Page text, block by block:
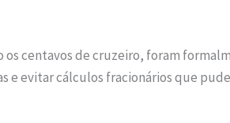
os centavos de cruzeiro, foram
e evitar cálculos fracionários que